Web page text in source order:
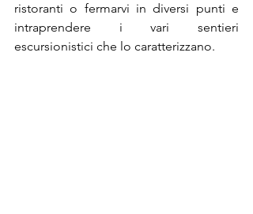
ristoranti o fermarvi in diversi punti e
intraprendere i vari sentieri
escursionistici che lo caratterizzano.